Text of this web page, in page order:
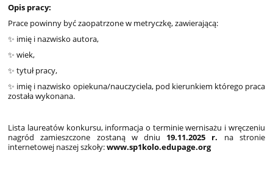
Opis pracy:
Prace powinny być zaopatrzone w metryczkę, zawierającą:
✨ imię i nazwisko autora,
✨ wiek,
✨ tytuł pracy,
✨ imię i nazwisko opiekuna/nauczyciela, pod kierunkiem którego praca
została wykonana.
Lista laureatów konkursu, informacja o terminie wernisażu i wręczeniu
nagród zamieszczone zostaną w dniu
19.11.2025 r. na stronie
internetowej naszej szkoły:www.sp1kolo.edupage.org